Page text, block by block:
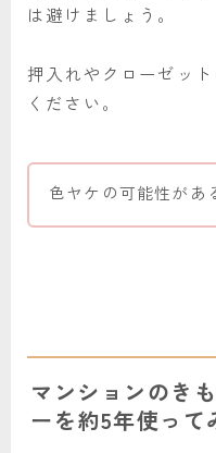
は避けましょう。
押入れやクローゼッ
ください。
色ヤケの可能性があ
マンションのき
ーを約5年使って